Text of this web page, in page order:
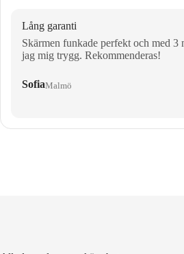
Lång garanti
Skärmen funkade perfekt och med 3
jag mig trygg. Rekommenderas!
SofiaMalmö